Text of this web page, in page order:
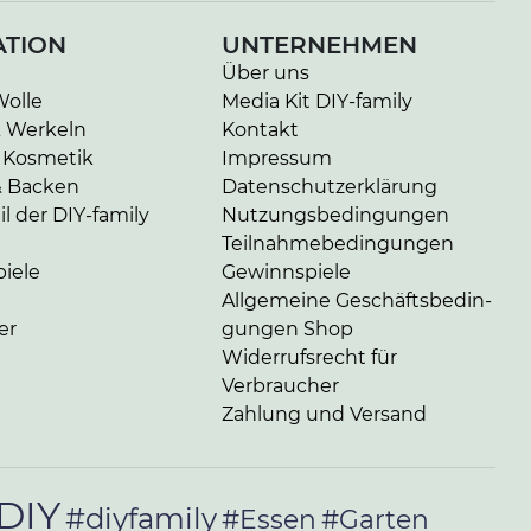
Werkeln
Backen
der DIY-family
UNTERNEHMEN
Über uns
Media Kit DIY-family
Kontakt
Impressum
Da­ten­schutz­er­klä­rung
Nut­zungs­be­din­gun­gen
Teil­nah­me­be­din­gun­gen
Gewinnspiele
Allgemeine Ge­schäfts­be­din­
gun­gen Shop
Widerrufsrecht für
Verbraucher
Zahlung und Versand
#diyfamily#Essen #Garten